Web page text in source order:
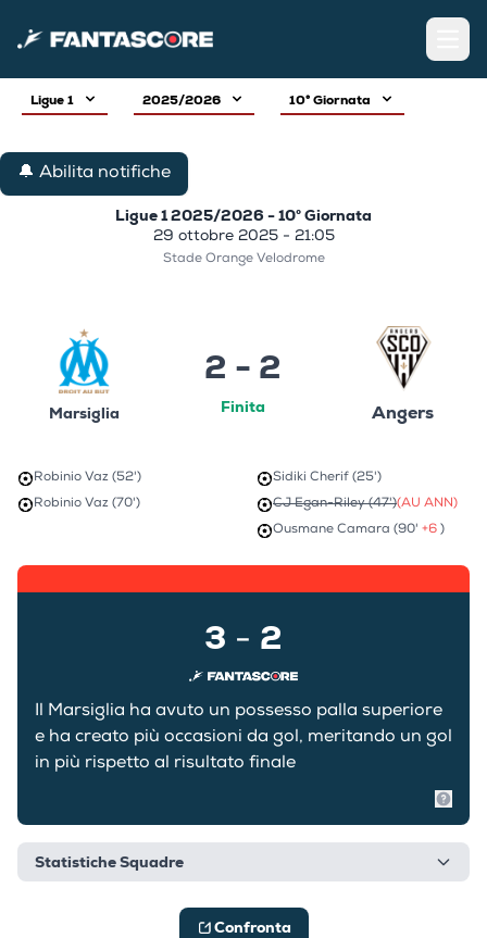
Ligue 1 2025/2026 10° Giornata
🔔 Abilita notifiche
Ligue 1 2025/2026 - 10° Giornata
29 ottobre 2025 - 21:05
Stade Orange Velodrome
Marsiglia
2 - 2
Finita Angers
Robinio Vaz (52')
Robinio Vaz (70')
Sidiki Cherif (25')
CJ Egan-Riley (47')(AU ANN)
Ousmane Camara (90' +6 )
3 - 2
Il Marsiglia ha avuto un possesso palla superiore
e ha creato più occasioni da gol, meritando un gol
in più rispetto al risultato finale
Statistiche Squadre
Confronta